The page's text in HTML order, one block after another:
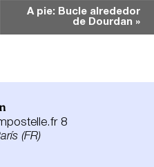
A pie: Bucle alrededor
de Dourdan »
8
(FR)